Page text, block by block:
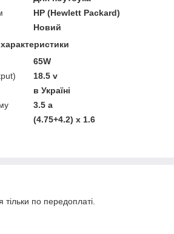
HP (Hewlett Packard)
Новий
65W
18.5 v
в Україні
3.5 a
(4.75+4.2) x 1.6
тільки по передоплаті.